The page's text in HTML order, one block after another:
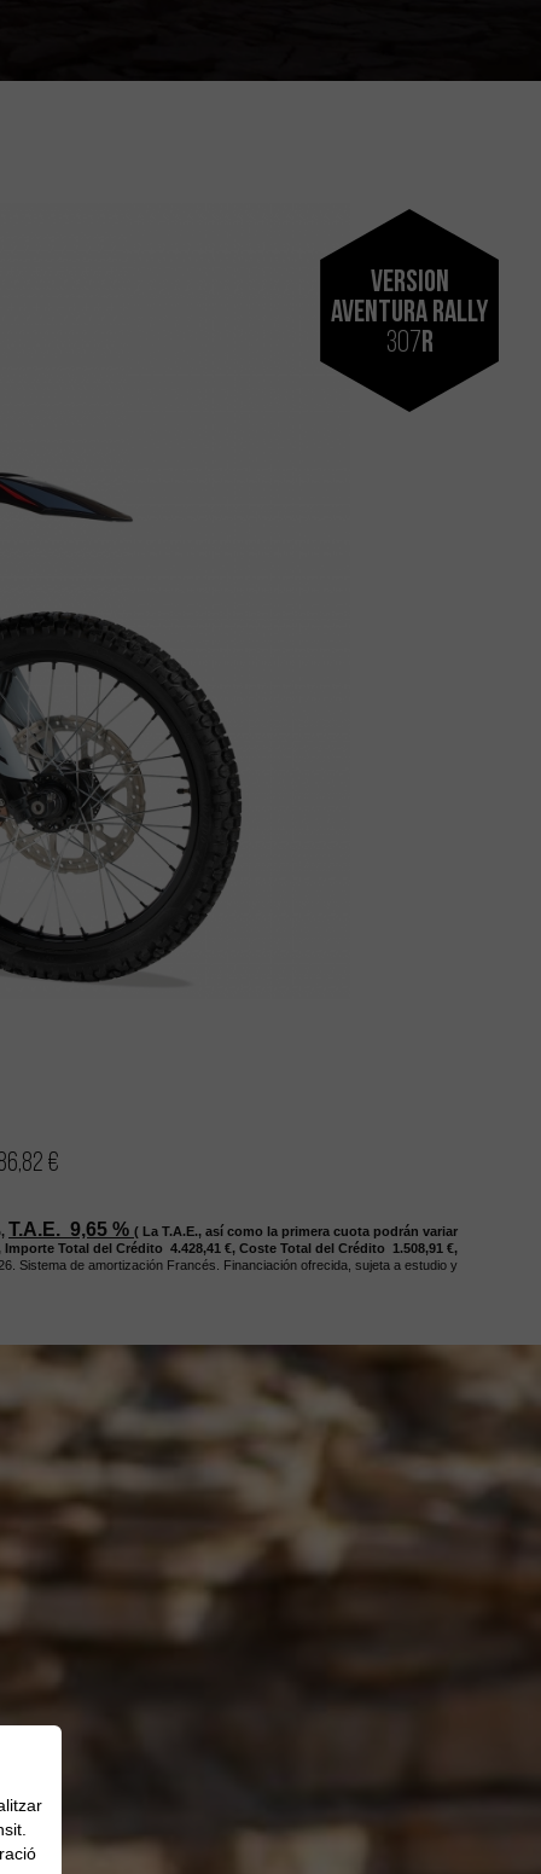
Version
Aventura Rally
307R
€
T.A.E. 9,65 % ( La T.A.E., así como la primera cuota podrán variar
Importe Total del Crédito 4.428,41 €, Coste Total del Crédito 1.508,91 €,
Sistema de amortización Francés. Financiación ofrecida, sujeta a estudio y